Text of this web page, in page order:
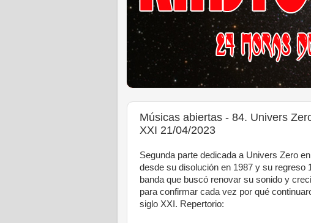
Músicas abiertas - 84. Univers
XXI 21/04/2023
Segunda parte dedicada a Univers Zero
desde su disolución en 1987 y su regreso
banda que buscó renovar su sonido y
para confirmar cada vez por qué
siglo XXI. Repertorio: